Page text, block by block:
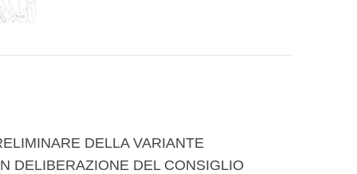
DELLA VARIANTE
DELIBERAZIONE DEL CONSIGLIO